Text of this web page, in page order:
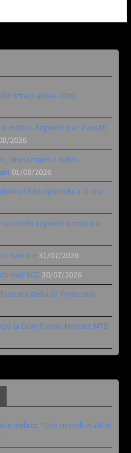
Straccabike 2026
e Hutter. Argento per Zanotti
2026
Grossmann e Gallis.
01/08/2026
sfida agonistica di una
secondo argento azzurro a
tornare 31/07/2026
nell’XCC 30/07/2026
della Gf Pinocchio
la Gran Fondo Marradi MTB
iridata: “Che ricordi in Val di